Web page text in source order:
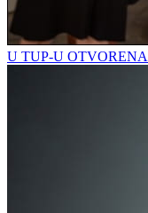
U TUP-U